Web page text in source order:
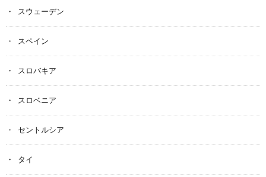
スウェーデン
スペイン
スロバキア
スロベニア
セントルシア
タイ